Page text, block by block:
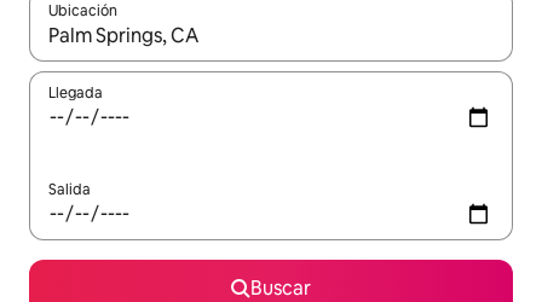
Ubicación
Cuando los resultados estén disponibles, podrás navegar
Llegada
Salida
Buscar